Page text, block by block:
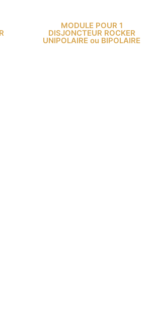
MODULE POUR 1
DISJONCTEUR ROCKER
UNIPOLAIRE ou BIPOLAIRE